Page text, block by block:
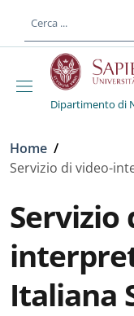
al contenuto
Dipartimento di
Briciole di pane
Home /
Servizio di video-
Servizio
Italiana